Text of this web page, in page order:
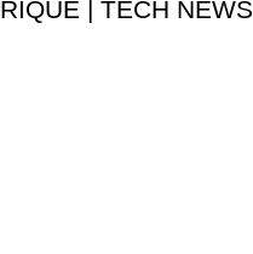
| TECH NEWS